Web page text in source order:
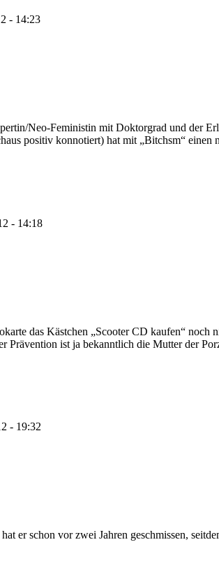
- 14:23
Neo-Feministin mit Doktorgrad und der
positiv konnotiert) hat mit „Bitchsm“ einen
- 14:18
das Kästchen „Scooter CD kaufen“
Prävention ist ja bekanntlich die Mutter der
- 19:32
er schon vor zwei Jahren geschmissen,